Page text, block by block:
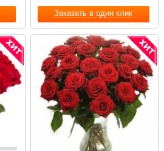
Заказать в один клик